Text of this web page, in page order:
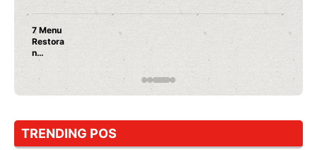
7 Menu
Restora
n
Jepang
yang
Dicoba,
Cuma
Sushi!
TRENDING POS